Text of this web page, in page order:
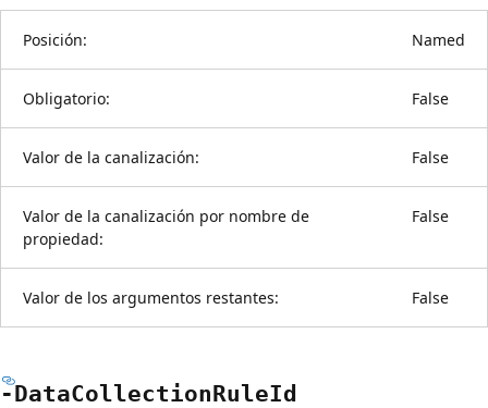
Posición: Named
Obligatorio: False
Valor de la canalización: False
Valor de la canalización por nombre de
propiedad:
False
Valor de los argumentos restantes: False
-DataCollectionRuleId